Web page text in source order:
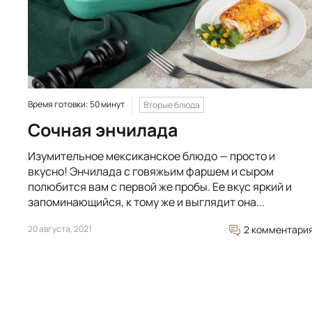
Время готовки: 50 минут Вторые блюда
Сочная энчилада
Изумительное мексиканское блюдо — просто и
вкусно! Энчилада с говяжьим фаршем и сыром
полюбится вам с первой же пробы. Ее вкус яркий и
запоминающийся, к тому же и выглядит она...
20 августа, 2021 2